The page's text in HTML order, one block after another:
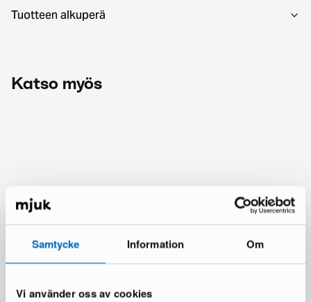
Samtycke Information Om
Vi använder oss av cookies
Tuotteen alkuperä
Katso myös